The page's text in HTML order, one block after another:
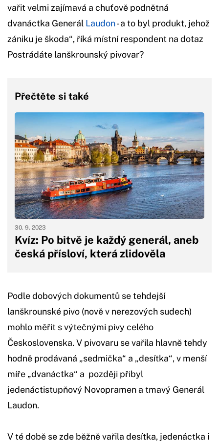
vařit velmi zajímavá a chuťově podnětná
dvanáctka Generál Laudon- a to byl produkt, jehož
zániku je škoda“, říká místní respondent na dotaz
Postrádáte lanškrounský pivovar?
Přečtěte si také
Kvíz: Po bitvě je každý generál, aneb
česká přísloví, která zlidověla
30. 9. 2023
Podle dobových dokumentů se tehdejší
lanškrounské pivo (nově v nerezových sudech)
mohlo měřit s výtečnými pivy celého
Československa. V pivovaru se vařila hlavně tehdy
hodně prodávaná „sedmička“ a „desítka“, v menší
míře „dvanáctka“ a později přibyl
jedenáctistupňový Novopramen a tmavý Generál
Laudon.
V té době se zde běžně vařila desítka, jedenáctka i